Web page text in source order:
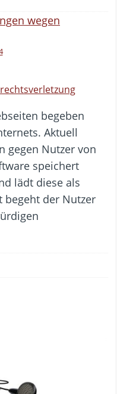
begeben
Aktuell
gegen Nutzer von
speichert
lädt diese als
begeht der Nutzer